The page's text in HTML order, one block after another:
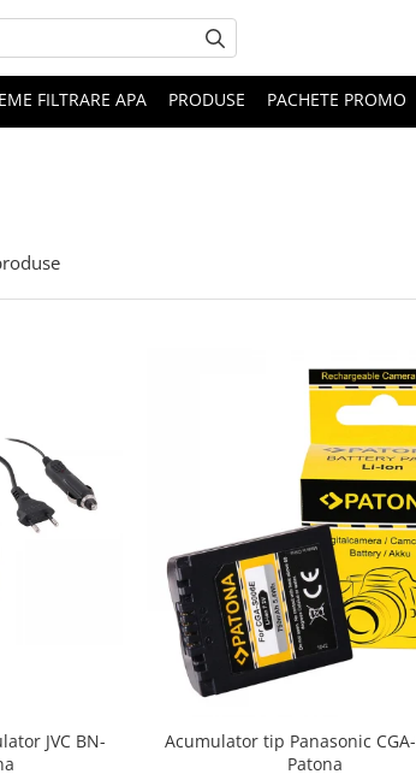
FILTRARE APA PRODUSE PACHETE PROMO
JVC BN-
Acumulator tip Panasonic CGA-
Patona